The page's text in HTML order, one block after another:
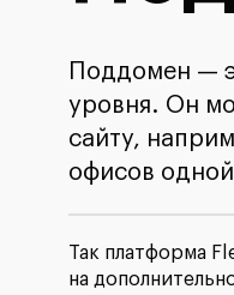
Поддомен —
уровня. Он
сайту,
офисов
Так платформа
на